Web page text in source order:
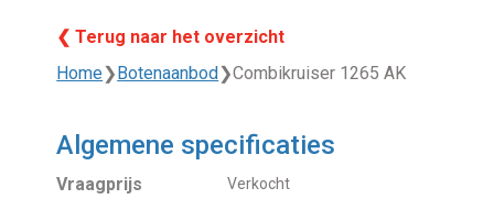
❮ Terug naar het overzicht
Home❯Botenaanbod❯Combikruiser 1265 AK
Algemene specificaties
Vraagprijs Verkocht